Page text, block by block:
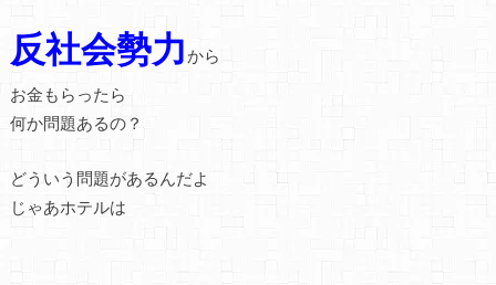
反社会勢力から
お金もらったら
何か問題あるの？
どういう問題があるんだよ
じゃあホテルは